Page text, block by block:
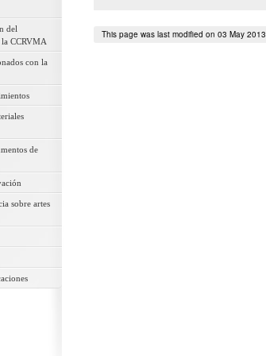
del
CCRVMA
con la
de
sobre artes
This page was last modified on 03 May 2013